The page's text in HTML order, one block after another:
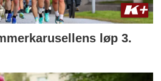
løp 3.